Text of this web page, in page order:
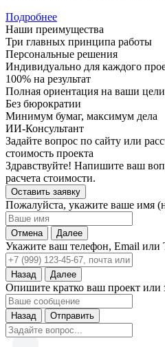
Подробнее
Наши преимущества
Три главных принципа работы
Персональные решения
Индивидуально для каждого
100% на результат
Полная ориентация на ваши цели
Без бюрократии
Минимум бумаг, максимум дела
ИИ-Консультант
Задайте вопрос по сайту или
стоимость проекта
Здравствуйте! Напишите ваш
расчета стоимости.
Оставить заявку
Пожалуйста, укажите ваше имя
Отмена Далее
Укажите ваш телефон, Email или
Назад Далее
Опишите кратко ваш проект или
Назад Отправить